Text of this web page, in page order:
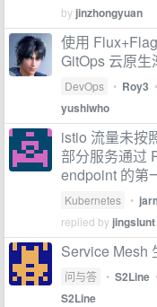
by jinzhongyuan
使用
GitOps 云原
DevOps • Roy3 •
yushiwho
istio 流量未按
部分服务通过
endpoint 的第
Kubernetes •
replied by jingslunt
Service Mesh
问与答 • S2Line
S2Line